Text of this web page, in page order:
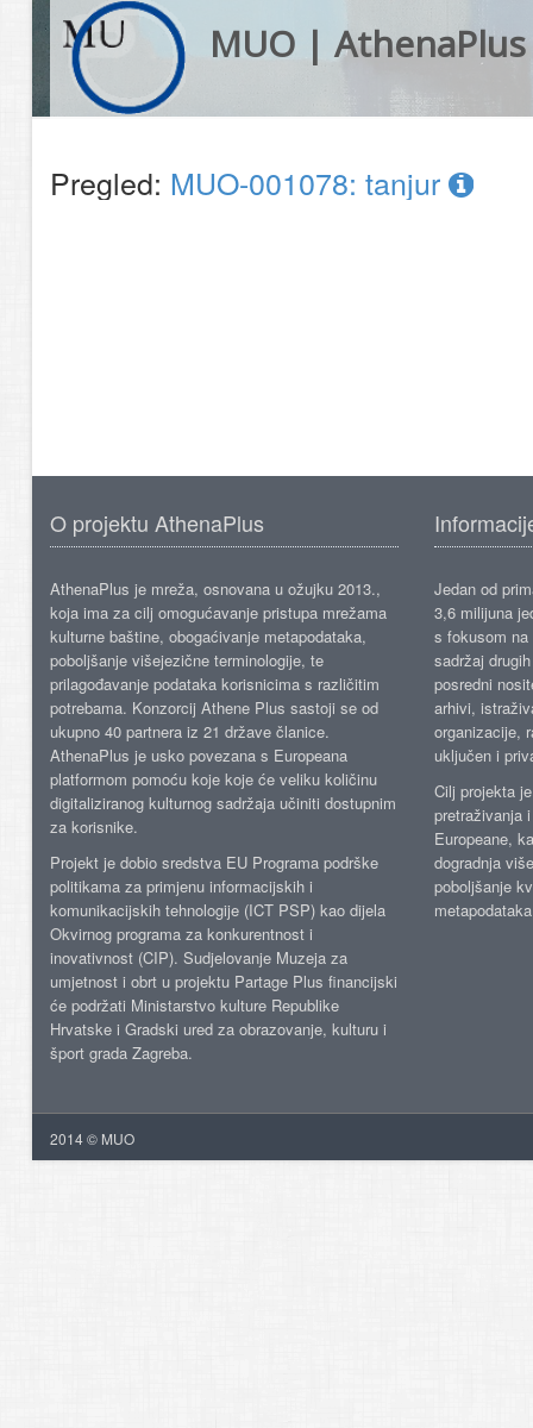
MUO | AthenaPlus
Pregled: MUO-001078: tanjur
O projektu AthenaPlus
AthenaPlus je mreža, osnovana u ožujku 2013.,
koja ima za cilj omogućavanje pristupa mrežama
kulturne baštine, obogaćivanje metapodataka,
poboljšanje višejezične terminologije, te
prilagođavanje podataka korisnicima s različitim
potrebama. Konzorcij Athene Plus sastoji se od
ukupno 40 partnera iz 21 države članice.
AthenaPlus je usko povezana s Europeana
platformom pomoću koje koje će veliku količinu
digitaliziranog kulturnog sadržaja učiniti dostupnim
za korisnike.
Projekt je dobio sredstva EU Programa podrške
politikama za primjenu informacijskih i
komunikacijskih tehnologije (ICT PSP) kao dijela
Okvirnog programa za konkurentnost i
inovativnost (CIP). Sudjelovanje Muzeja za
umjetnost i obrt u projektu Partage Plus financijski
će podržati Ministarstvo kulture Republike
Hrvatske i Gradski ured za obrazovanje, kulturu i
šport grada Zagreba.
Jedan od
3,6 milijuna
s fokusom
sadržaj
posredni
arhivi,
organizacije,
uključen i
Cilj projekta
pretraživanja
Europeane,
dogradnja
poboljšanje
2014 © MUO